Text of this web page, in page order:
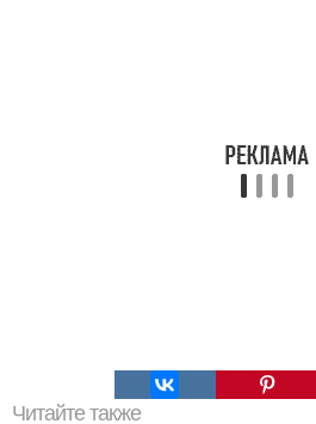
Читайте также